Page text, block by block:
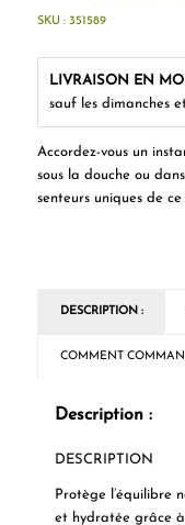
Accordez-vous un
sous la douche ou
senteurs uniques de
LIVRAISON EN
sauf les dimanches
SKU : 351589
DESCRIPTION :
COMMENT
Description :
DESCRIPTION
Protège l’équilibre
et hydratée grâce à